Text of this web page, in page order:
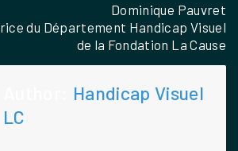
Dominique Pauvret
du Département Handicap Visuel
de la Fondation La Cause
Handicap Visuel
LC